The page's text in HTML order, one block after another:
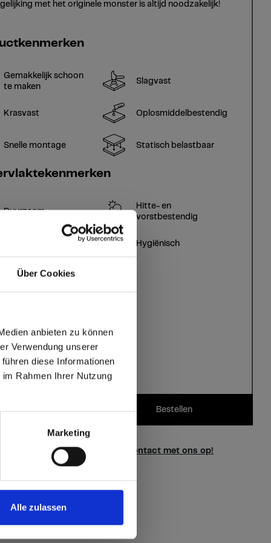
Über Cookies
anbieten zu können
Verwendung unserer
diese Informationen
Rahmen Ihrer Nutzung
Marketing
Alle zulassen
offers in Europe
met het originele monster is altijd noodzakelijk!
Gemakkelijk schoon
te maken
Slagvast
Krasvast Oplosmiddelbestendig
Snelle montage Statisch belastbaar
Duurzaam
Hitte- en
vorstbestendig
Duurzaam gesloten
Hygiënisch
Splintervrij snijden,
verlijmen
Bestellen
over onze stalen? Neem contact met ons op!